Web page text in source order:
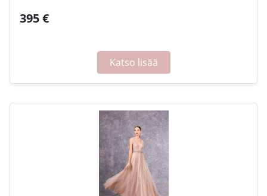
395 €
Katso lisää